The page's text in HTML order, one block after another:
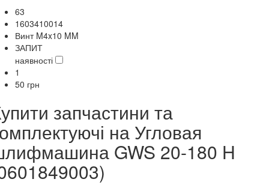
63
1603410014
Винт M4x10 MM
ЗАПИТ
наявності
1
50 грн
запчастини та
на Угловая
GWS 20-180 H